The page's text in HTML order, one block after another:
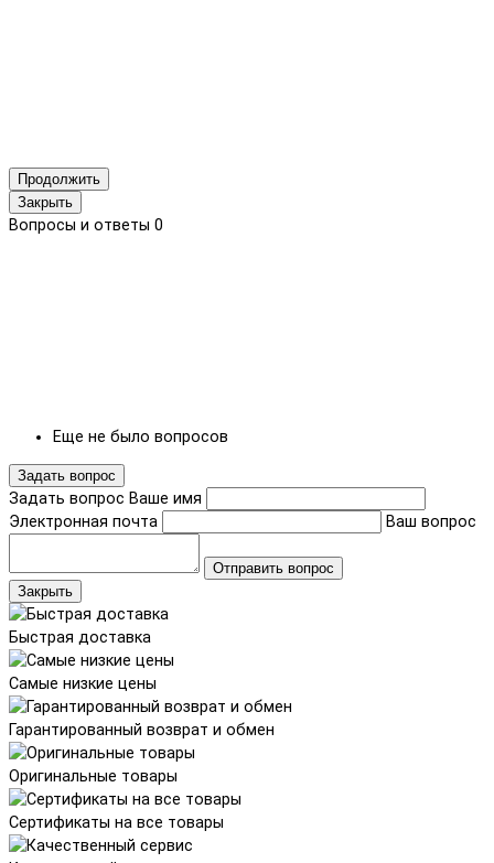
Продолжить
Закрыть
Вопросы и ответы 0
Еще не было вопросов
Задать вопрос
Задать вопрос Ваше имя
Электронная почта
Ваш вопрос
Отправить вопрос
Закрыть
Быстрая доставка
Самые низкие цены
Гарантированный возврат и обмен
Оригинальные товары
Сертификаты на все товары